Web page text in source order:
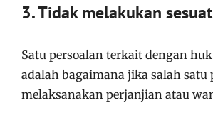
3. Tidak melakukan
Satu persoalan terkait dengan
adalah bagaimana jika salah
melaksanakan perjanjian atau